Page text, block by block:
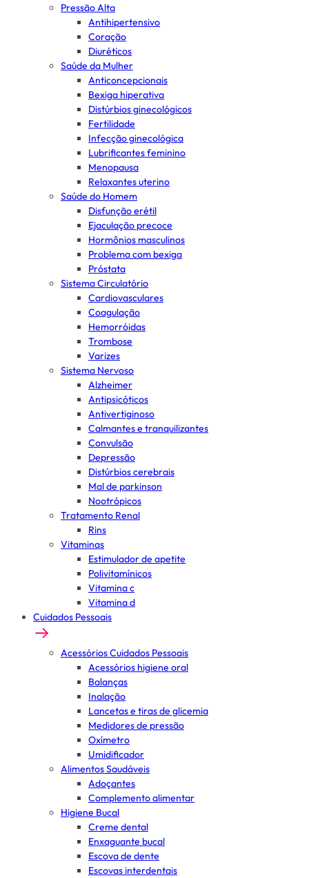
Pressão Alta
Antihipertensivo
Coração
Diuréticos
Saúde da Mulher
Anticoncepcionais
Bexiga hiperativa
Distúrbios ginecológicos
Fertilidade
Infecção ginecológica
Lubrificantes feminino
Menopausa
Relaxantes uterino
Saúde do Homem
Disfunção erétil
Ejaculação precoce
Hormônios masculinos
Problema com bexiga
Próstata
Sistema Circulatório
Cardiovasculares
Coagulação
Hemorróidas
Trombose
Varizes
Sistema Nervoso
Alzheimer
Antipsicóticos
Antivertiginoso
Calmantes e tranquilizantes
Convulsão
Depressão
Distúrbios cerebrais
Mal de parkinson
Nootrópicos
Tratamento Renal
Rins
Vitaminas
Estimulador de apetite
Polivitamínicos
Vitamina c
Vitamina d
Cuidados Pessoais
Acessórios Cuidados Pessoais
Acessórios higiene oral
Balanças
Inalação
Lancetas e tiras de glicemia
Medidores de pressão
Oxímetro
Umidificador
Alimentos Saudáveis
Adoçantes
Complemento alimentar
Higiene Bucal
Creme dental
Enxaguante bucal
Escova de dente
Escovas interdentais